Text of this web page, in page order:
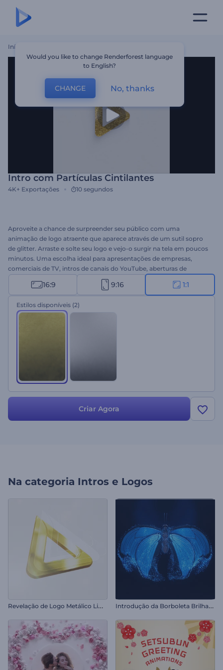
Início
Intro com Partículas Cintilantes
4K+ Exportações 10 segundos
Aproveite a chance de surpreender seu público com uma
animação de logo atraente que aparece através de um sutil sopro
de glitter. Arraste e solte seu logo e vejo-o surgir na tela em poucos
minutos. Uma escolha ideal para apresentações de empresas,
comerciais de TV, intros de canais do YouTube, aberturas de
apresentações e muito mais. Experimente a Intro com Partículas
Cintilantes agora mesmo!
16:9 9:16 1:1
Estilos disponíveis (2)
Criar Agora
Na categoria Intros e Logos
R
evelação de Logo Metálico Limpo I
ntrodução da Borboleta Brilhante
Would you like to change Renderforest language
to English?
CHANGE No, thanks